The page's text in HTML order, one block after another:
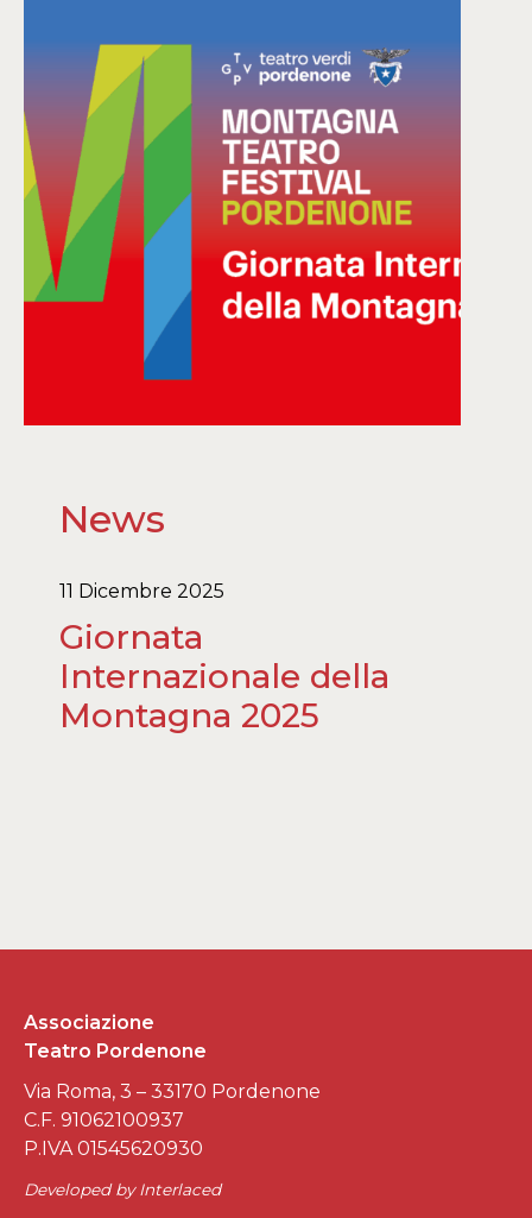
News
11 Dicembre 2025
Giornata
Internazionale della
Montagna 2025
Associazione
Teatro Pordenone
Via Roma, 3 – 33170 Pordenone
C.F. 91062100937
P.IVA 01545620930
Developed by Interlaced